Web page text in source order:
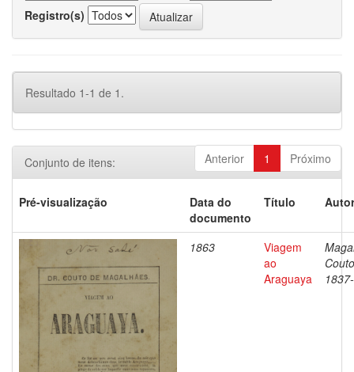
Registro(s)
Resultado 1-1 de 1.
Anterior 1 Próximo
Conjunto de itens:
Pré-visualização
Data do
documento
Título
1863
Viagem
ao
Araguaya